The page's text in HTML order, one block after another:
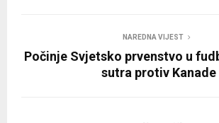
NAREDNA VIJEST
Počinje Svjetsko prvenstvo u
sutra protiv Kanade